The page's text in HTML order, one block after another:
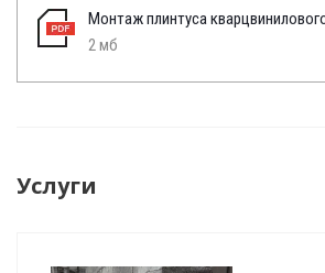
Монтаж плинтуса
2 мб
Услуги